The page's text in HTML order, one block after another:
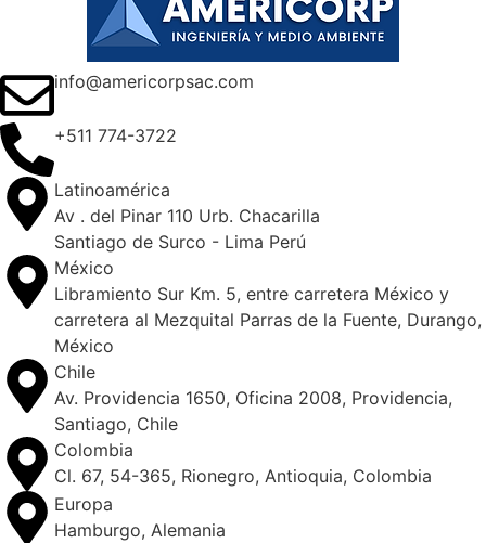
info@americorpsac.com
+511 774-3722
Latinoamérica
Av . del Pinar 110 Urb. Chacarilla
Santiago de Surco - Lima Perú
México
Libramiento Sur Km. 5, entre carretera México y
carretera al Mezquital Parras de la Fuente, Durango,
México
Chile
Av. Providencia 1650, Oficina 2008, Providencia,
Santiago, Chile
Colombia
Cl. 67, 54-365, Rionegro, Antioquia, Colombia
Europa
Hamburgo, Alemania